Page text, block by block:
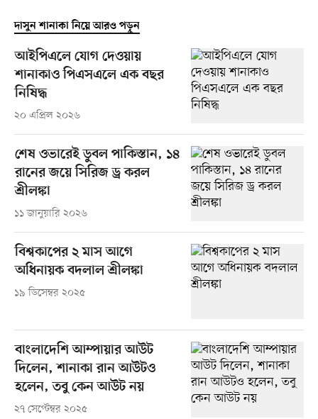
দাসুন শানাকা নিয়ে আরও পড়ুন
আইপিএলে যোগ দেওয়ায়
শানাকাও পিএসএলে এক বছর
নিষিদ্ধ
২০ এপ্রিল ২০২৬
শেষ ওভারেই ডুবল পাকিস্তান, ১৪
রানের জয়ে সিরিজ ড্র করল
শ্রীলঙ্কা
১১ জানুয়ারি ২০২৬
বিশ্বকাপের ২ মাস আগে
অধিনায়ক বদলাল শ্রীলঙ্কা
১৯ ডিসেম্বর ২০২৫
বাংলাদেশি আম্পায়ার আউট
দিলেন, শানাকা রান আউটও
হলেন, তবু কেন আউট নয়
২৭ সেপ্টেম্বর ২০২৫